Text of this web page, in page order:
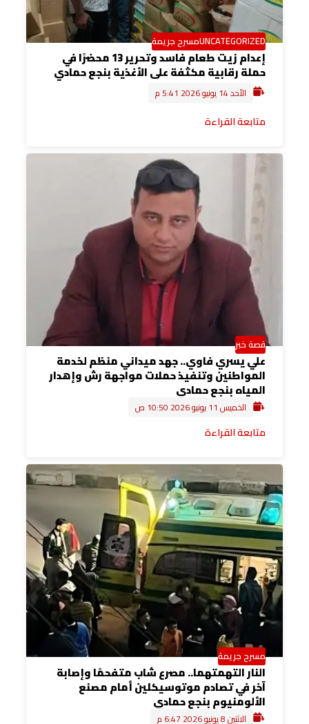
UNCATEGORIZEDمسرح جريمة
إعدام زيت طعام فاسد وتحرير 13 محضرًا في
حملة رقابية مكثفة على الأغذية بنجع حمادي
الأحد 14 يونيو 2026 5:41 م
متابعة القراءة
قصة خبر
علي يسري فاوي.. جهد ميداني منظم لخدمة
المواطنين وتنفيذ حملات مواجهة رش وإهدار
المياه بنجع حمادي
الخميس 11 يونيو 2026 10:50 ص
متابعة القراءة
مسرح جريمة
النار التهمتهما.. مصرع شاب متفحمًا وإصابة
آخر في تصادم موتوسيكلين أمام مصنع
الألومنيوم بنجع حمادي
الاثنين 8 يونيو 2026 6:47 م